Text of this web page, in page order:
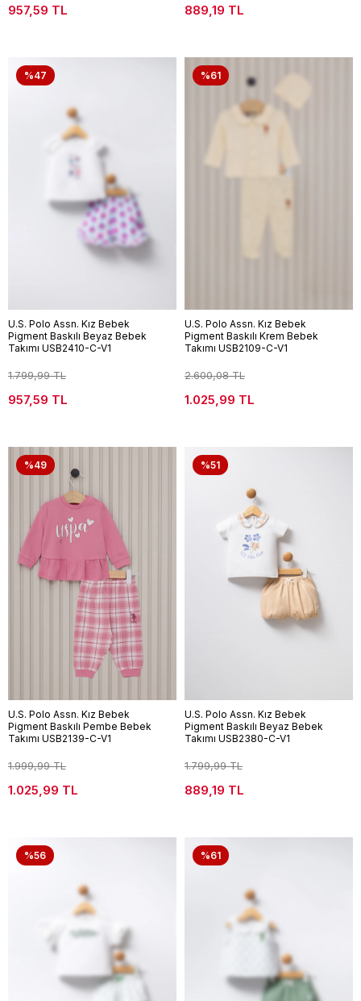
957,59 TL 889,19 TL
%47
U.S. Polo Assn. Kız Bebek
Pigment Baskılı Beyaz Bebek
Takımı USB2410-C-V1
1.799,99 TL
957,59 TL
%61
U.S. Polo Assn. Kız Bebek
Pigment Baskılı Krem Bebek
Takımı USB2109-C-V1
2.600,08 TL
1.025,99 TL
%49
U.S. Polo Assn. Kız Bebek
Pigment Baskılı Pembe Bebek
Takımı USB2139-C-V1
1.999,99 TL
1.025,99 TL
%51
U.S. Polo Assn. Kız Bebek
Pigment Baskılı Beyaz Bebek
Takımı USB2380-C-V1
1.799,99 TL
889,19 TL
%56 %61